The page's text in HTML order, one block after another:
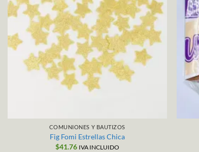
COMUNIONES Y BAUTIZOS
Fig Fomi Estrellas Chica
$41.76 IVA INCLUIDO